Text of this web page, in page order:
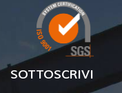
SOTTOSCRIVI